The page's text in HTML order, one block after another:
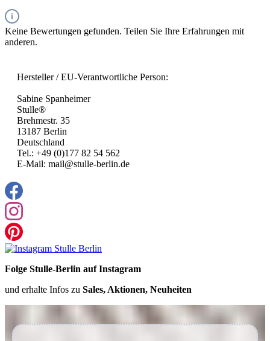
Keine Bewertungen gefunden. Teilen Sie Ihre Erfahrungen mit
anderen.
Hersteller / EU-Verantwortliche Person:
Sabine Spanheimer
Stulle®
Brehmestr. 35
13187 Berlin
Deutschland
Tel.: +49 (0)177 82 54 562
E-Mail: mail@stulle-berlin.de
Folge Stulle-Berlin auf Instagram
und erhalte Infos zu Sales, Aktionen, Neuheiten